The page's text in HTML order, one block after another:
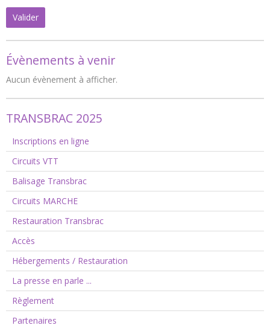
Valider
Évènements à venir
Aucun évènement à afficher.
TRANSBRAC 2025
Inscriptions en ligne
Circuits VTT
Balisage Transbrac
Circuits MARCHE
Restauration Transbrac
Accès
Hébergements / Restauration
La presse en parle ...
Règlement
Partenaires